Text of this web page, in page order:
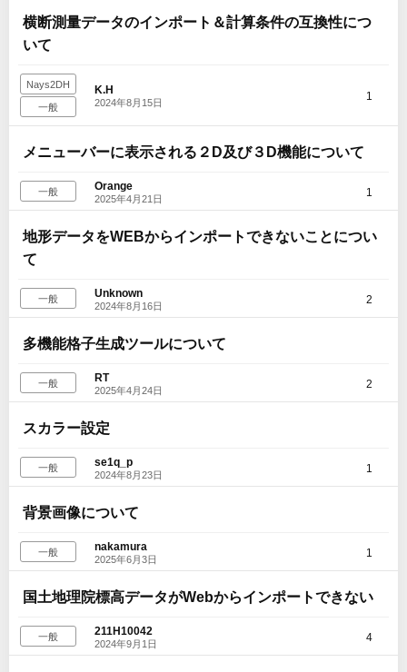
横断測量データのインポート＆計算条件の互換性につ
いて
Nays2DH
一般
K.H
2024年8月15日
1
メニューバーに表示される２D及び３D機能について
一般
Orange
2025年4月21日
1
地形データをWEBからインポートできないことについ
て
一般
Unknown
2024年8月16日
2
多機能格子生成ツールについて
一般
RT
2025年4月24日
2
スカラー設定
一般
se1q_p
2024年8月23日
1
背景画像について
一般
nakamura
2025年6月3日
1
国土地理院標高データがWebからインポートできない
一般
211H10042
2024年9月1日
4